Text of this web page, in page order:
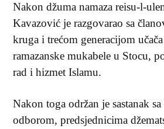
Nakon džuma namaza reisu-l-
Kavazović je razgovarao sa
kruga i trećom generacijom
ramazanske mukabele u Stocu,
rad i hizmet Islamu.
Nakon toga održan je sastanak
odborom, predsjednicima